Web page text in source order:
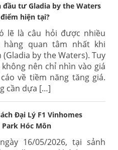
đầu tư Gladia by the Waters
hiện tại?
lẽ là câu hỏi được nhiều
hàng quan tâm nhất khi
by the Waters). Tuy
nên chỉ nhìn vào giá
về tiềm năng tăng giá.
cần dựa […]
Đại Lý F1 Vinhomes
Park Hóc Môn
16/05/2026, tại sảnh